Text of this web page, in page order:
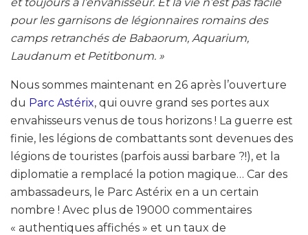
pour les garnisons de légionnaires romains des
camps retranchés de Babaorum, Aquarium,
Laudanum et Petitbonum. »
Nous sommes maintenant en 26 après l’ouverture
du Parc Astérix, qui ouvre grand ses portes aux
envahisseurs venus de tous horizons ! La guerre est
finie, les légions de combattants sont devenues des
légions de touristes (parfois aussi barbare ?!), et la
diplomatie a remplacé la potion magique… Car des
ambassadeurs, le Parc Astérix en a un certain
nombre ! Avec plus de 19000 commentaires
« authentiques affichés » et un taux de